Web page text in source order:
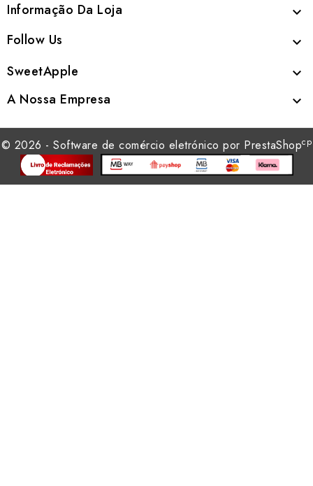
Informação Da Loja 
Follow Us 
SweetApple 
A Nossa Empresa 
© 2026 - Software de comércio eletrónico por PrestaShopcp